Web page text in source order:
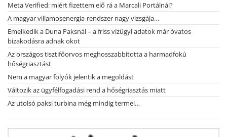
Meta Verified: miért fizettem elő rá a Marcali Portálnál?
A magyar villamosenergia-rendszer nagy vizsgája…
Emelkedik a Duna Paksnál – a friss vízügyi adatok már óvatos
bizakodásra adnak okot
Az országos tisztifőorvos meghosszabbította a harmadfokú
hőségriasztást
Nem a magyar folyók jelentik a megoldást
Változik az ügyfélfogadási rend a hőségriasztás miatt
Az utolsó paksi turbina még mindig termel…